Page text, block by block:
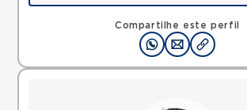
Compartilhe este perfil
Rua Tiradentes, Vila Dora, Santo
09030560 •Mapa